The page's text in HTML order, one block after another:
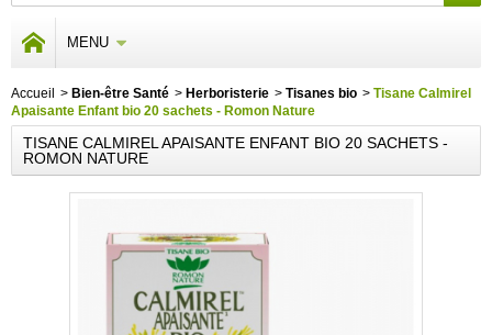
MENU
Accueil > Bien-être Santé > Herboristerie > Tisanes bio > Tisane Calmirel
Apaisante Enfant bio 20 sachets - Romon Nature
TISANE CALMIREL APAISANTE ENFANT BIO 20 SACHETS -
ROMON NATURE